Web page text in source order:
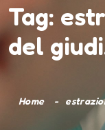
Tag:
del
Home